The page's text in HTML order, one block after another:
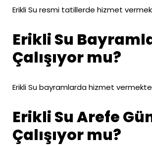
Erikli Su resmi tatillerde hizmet
Erikli Su
Çalışıyor mu?
Erikli Su bayramlarda hizmet
Erikli Su Arefe
Çalışıyor mu?